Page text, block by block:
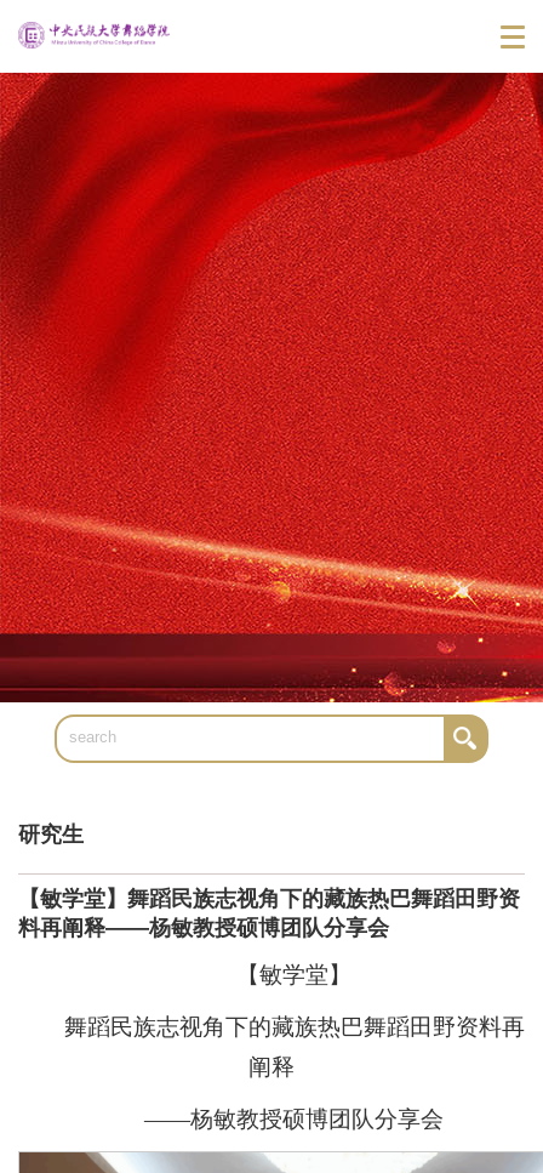
研究生
【敏学堂】舞蹈民族志视角下的藏族热巴舞蹈田野资
料再阐释——杨敏教授硕博团队分享会
【敏学堂】
舞蹈民族志视角下的藏族热巴舞蹈田野资料再
阐释
——杨敏教授硕博团队分享会